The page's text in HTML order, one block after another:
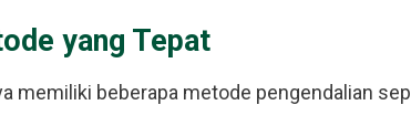
yang Tepat
memiliki beberapa metode pengendalian